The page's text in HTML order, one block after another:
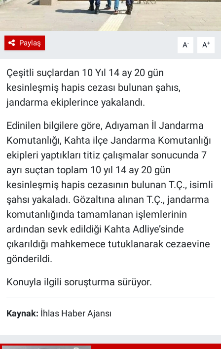
Paylaş A- A+
Çeşitli suçlardan 10 Yıl 14 ay 20 gün
kesinleşmiş hapis cezası bulunan şahıs,
jandarma ekiplerince yakalandı.
Edinilen bilgilere göre, Adıyaman İl Jandarma
Komutanlığı, Kahta ilçe Jandarma Komutanlığı
ekipleri yaptıkları titiz çalışmalar sonucunda 7
ayrı suçtan toplam 10 yıl 14 ay 20 gün
kesinleşmiş hapis cezasının bulunan T.Ç., isimli
şahsı yakaladı. Gözaltına alınan T.Ç., jandarma
komutanlığında tamamlanan işlemlerinin
ardından sevk edildiği Kahta Adliye’sinde
çıkarıldığı mahkemece tutuklanarak cezaevine
gönderildi.
Konuyla ilgili soruşturma sürüyor.
Kaynak: İhlas Haber Ajansı